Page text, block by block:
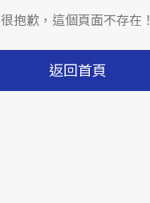
很抱歉，這個頁面不存在！
返回首頁